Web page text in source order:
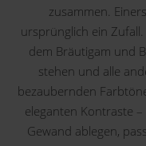
zusammen.
ursprünglich ein
dem Bräutigam und
stehen und alle
bezaubernden
eleganten Kontraste
Gewand ablegen,